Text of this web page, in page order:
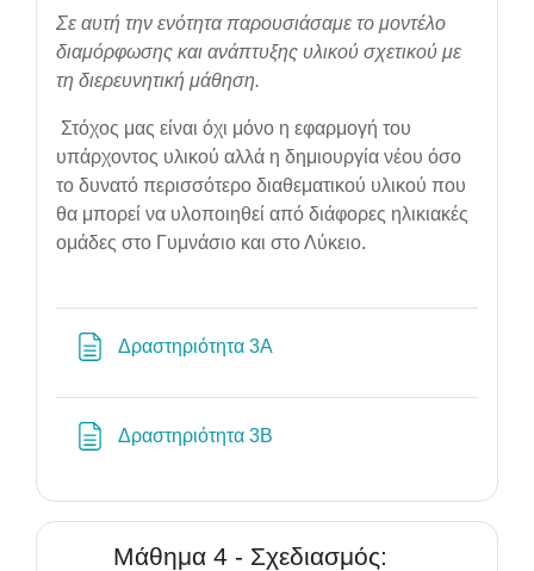
Σε αυτή την ενότητα παρουσιάσαμε το μοντέλο
διαμόρφωσης και ανάπτυξης υλικού σχετικού με
τη διερευνητική μάθηση.
Στόχος μας είναι όχι μόνο η εφαρμογή του
υπάρχοντος υλικού αλλά η δημιουργία νέου όσο
το δυνατό περισσότερο διαθεματικού υλικού που
θα μπορεί να υλοποιηθεί από διάφορες ηλικιακές
ομάδες στο Γυμνάσιο και στο Λύκειο.
Δραστηριότητα 3Α
Δραστηριότητα 3Β
Μάθημα 4 - Σχεδιασμός: